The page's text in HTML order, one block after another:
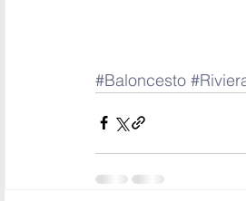
#Baloncesto